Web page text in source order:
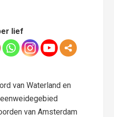
lief
van Waterland en
van Amsterdam